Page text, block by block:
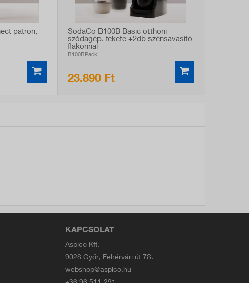
patron,
SodaCo B100B Basic otthoni
szódagép, fekete +2db szénsavasító
flakonnal
B100BPack
23.890 Ft
KAPCSOLAT
Aspico Kft.
9028 Győr, Fehérvári út 78.
webshop@aspico.hu